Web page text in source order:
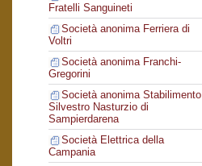
Fratelli Sanguineti
Società anonima Ferriera di
Voltri
Società anonima Franchi-
Gregorini
Società anonima Stabilimento
Silvestro Nasturzio di
Sampierdarena
Società Elettrica della
Campania